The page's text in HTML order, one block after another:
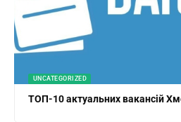
UNCATEGORIZED
ТОП-10 актуальних вакансій